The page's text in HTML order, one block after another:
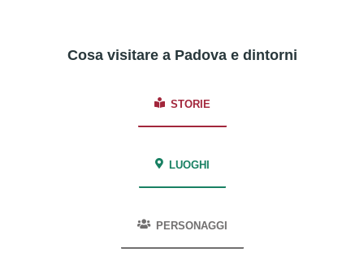
Cosa visitare a Padova e dintorni
STORIE
LUOGHI
PERSONAGGI